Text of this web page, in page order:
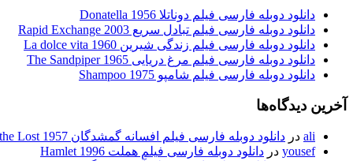
دانلود دوبله فارسی فیلم دوناتلا Donatella 1956
دانلود دوبله فارسی فیلم تبادل سریع Rapid Exchange 2003
دانلود دوبله فارسی فیلم زندگی شیرین La dolce vita 1960
دانلود دوبله فارسی فیلم مرغ دریایی The Sandpiper 1965
دانلود دوبله فارسی فیلم شامپو Shampoo 1975
آخرین دیدگاه‌ها
ali در دانلود دوبله فارسی فیلم افسانه گمشدگان Legend of the Lost 1957
yousef در دانلود دوبله فارسی فیلم هملت Hamlet 1996